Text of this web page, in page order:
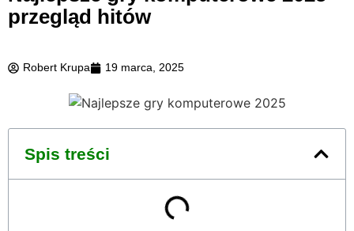
przegląd hitów
Robert Krupa 19 marca, 2025
Spis treści